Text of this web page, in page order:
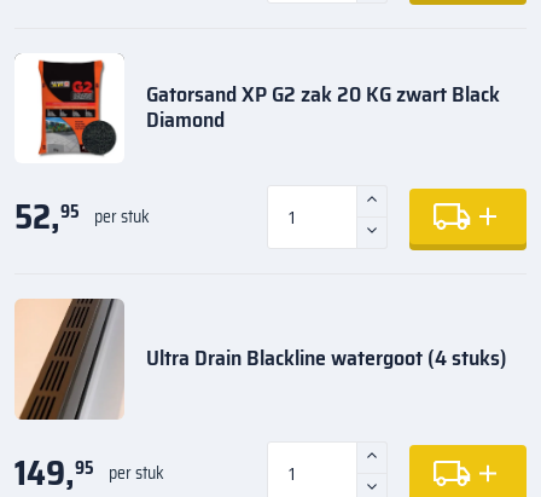
Gatorsand XP G2 zak 20 KG zwart Black
Diamond
52,95 per stuk
Ultra Drain Blackline watergoot (4 stuks)
149,95 per stuk